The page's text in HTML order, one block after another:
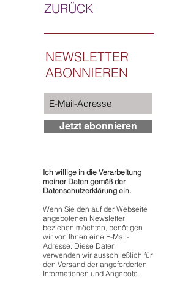
ZURÜCK
NEWSLETTER
ABONNIEREN
Jetzt abonnieren
Ich willige in die Verarbeitung
meiner Daten gemäß der
Datenschutzerklärung ein.
Wenn Sie den auf der Webseite
angebotenen Newsletter
beziehen möchten, benötigen
wir von Ihnen eine E-Mail-
Adresse. Diese Daten
verwenden wir ausschließlich für
den Versand der angeforderten
Informationen und Angebote.